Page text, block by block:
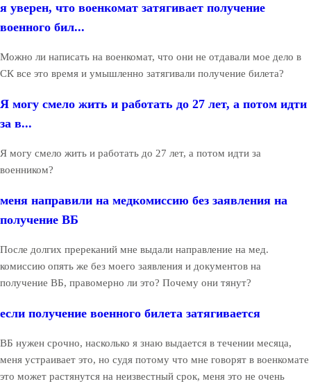
я уверен, что военкомат затягивает получение
военного бил...
Можно ли написать на военкомат, что они не отдавали мое дело в
СК все это время и умышленно затягивали получение билета?
Я могу смело жить и работать до 27 лет, а потом идти
за в...
Я могу смело жить и работать до 27 лет, а потом идти за
военником?
меня направили на медкомиссию без заявления на
получение ВБ
После долгих пререканий мне выдали направление на мед.
комиссию опять же без моего заявления и документов на
получение ВБ, правомерно ли это? Почему они тянут?
если получение военного билета затягивается
ВБ нужен срочно, насколько я знаю выдается в течении месяца,
меня устраивает это, но судя потому что мне говорят в военкомате
это может растянутся на неизвестный срок, меня это не очень